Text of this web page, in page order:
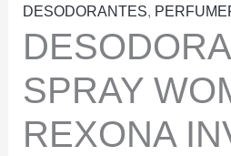
DESODORANTES,
SPRAY
REXONA